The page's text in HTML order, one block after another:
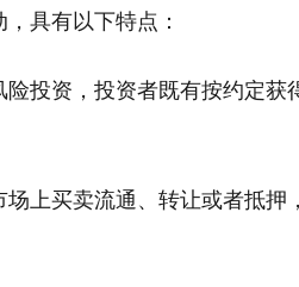
具有以下特点：
险投资，投资者既有按约定
上买卖流通、转让或者抵押